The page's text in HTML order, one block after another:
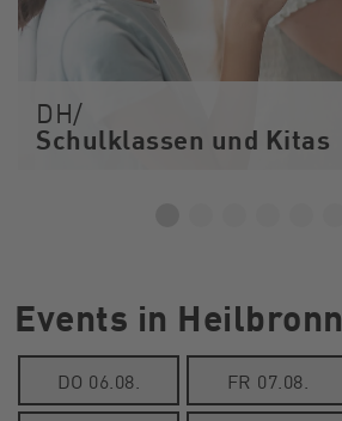
DH/
Schulklassen und Kitas
Events in Heilbronn
DO 06.08. FR 07.08.